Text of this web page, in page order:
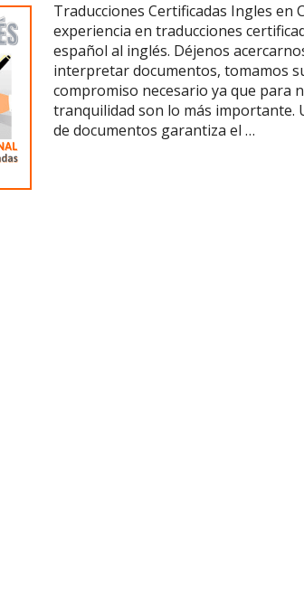
Traducciones Certificadas Ingles en
experiencia en traducciones
español al inglés. Déjenos
interpretar documentos, tomamos
compromiso necesario ya que para
tranquilidad son lo más importante.
de documentos garantiza el …